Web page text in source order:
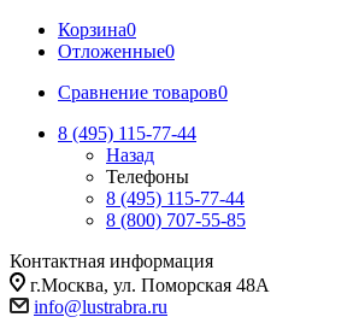
Корзина0
Отложенные0
Сравнение товаров0
8 (495) 115-77-44
Назад
Телефоны
8 (495) 115-77-44
8 (800) 707-55-85
Контактная информация
г.Москва, ул. Поморская 48А
info@lustrabra.ru